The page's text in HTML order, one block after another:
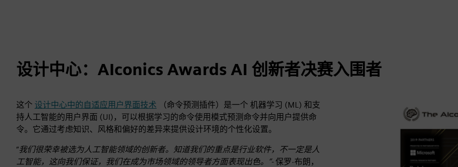
设计中心：AIconics Awards AI 创新者决赛入围者
这个 设计中心中的自适应用户界面技术 （命令预测插件）是一个 机器学习 (ML) 和支
持人工智能的用户界面 (UI)，可以根据学习的命令使用模式预测命令并向用户提供命
令。它通过考虑知识、风格和偏好的差异来提供设计环境的个性化设置。
”我们很荣幸被选为人工智能领域的创新者。知道我们的重点是行业软件，不一定是人
工智能，这向我们保证，我们在成为市场领域的领导者方面表现出色。”-保罗·布朗，